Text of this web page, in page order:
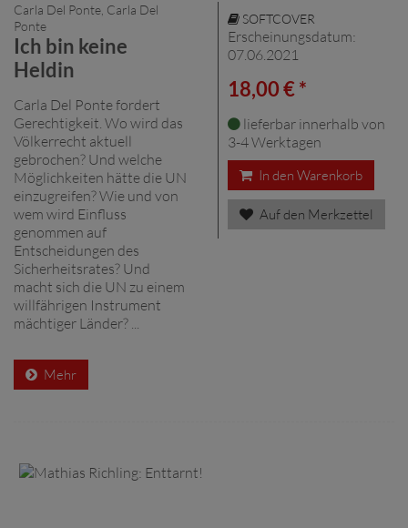
Carla Del Ponte, Carla Del
Ponte
Ich bin keine
Heldin
Carla Del Ponte fordert
Gerechtigkeit. Wo wird das
Völkerrecht aktuell
gebrochen? Und welche
Möglichkeiten hätte die UN
einzugreifen? Wie und von
wem wird Einfluss
genommen auf
Entscheidungen des
Sicherheitsrates? Und
macht sich die UN zu einem
willfährigen Instrument
mächtiger Länder? ...
Mehr
SOFTCOVER
Erscheinungsdatum:
07.06.2021
18,00 € *
lieferbar innerhalb von
3-4 Werktagen
In den Warenkorb
Auf den Merkzettel